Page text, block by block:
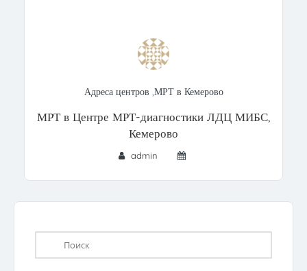
Адреса центров ,МРТ в Кемерово
МРТ в Центре МРТ-диагностики ЛДЦ МИБС,
Кемерово
admin